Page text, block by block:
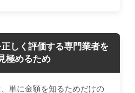
しく評価する専門業者を
極めるため
単に金額を知るためだけの